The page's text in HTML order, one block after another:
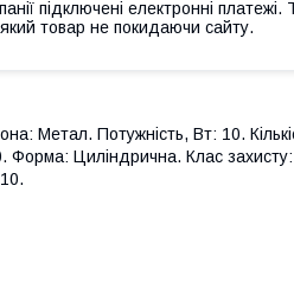
підключені електронні
товар не покидаючи сайту.
Метал. Потужність, Вт: 10.
Циліндрична. Клас захисту: